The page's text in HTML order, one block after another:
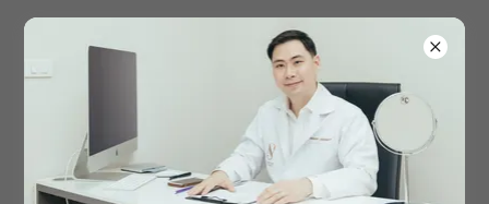
+66615843888